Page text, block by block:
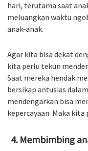
hari, terutama saat
meluangkan waktu
anak-anak.
Agar kita bisa dekat
kita perlu tekun
Saat mereka hendak
bersikap antusias
mendengarkan bisa
kepercayaan. Maka
Membimbing